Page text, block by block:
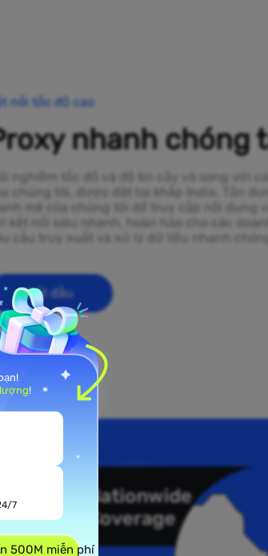
nối tốc độ cao
nhanh chóng
nghiệm tốc độ và độ tin cậy vô song với
chúng tôi, được đặt tại khắp India. Tận
mẽ của chúng tôi để truy cập nội dung
kết nối siêu nhanh, hoàn hảo cho các
cầu truy xuất và xử lý dữ liệu nhanh chóng.
Bắt đầu
!
7
500M miễn phí